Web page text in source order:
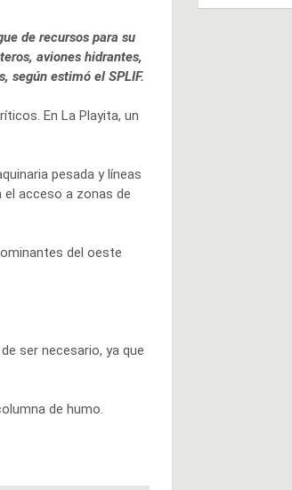
de recursos para su
aviones hidrantes,
según estimó el SPLIF.
En La Playita, un
pesada y líneas
el acceso a zonas de
del oeste
ser necesario, ya que
de humo.